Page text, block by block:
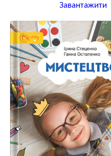
Завантажити